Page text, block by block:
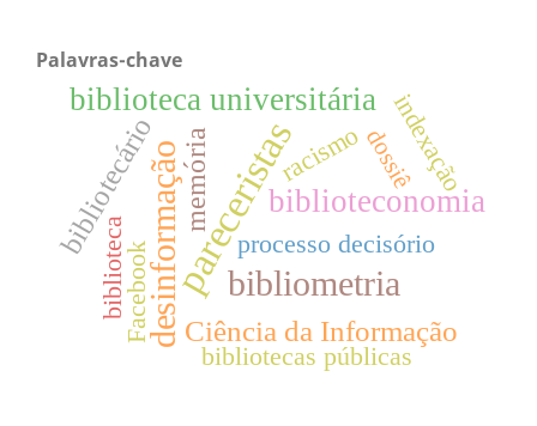
Palavras-chave
pareceristas
desinformação bibliometria
biblioteca universitária
biblioteconomia
Ciência da Informação
bibliotecáriomemória
processo decisório
bibliotecas públicas
Facebook
racismo
biblioteca
indexação
dossiê